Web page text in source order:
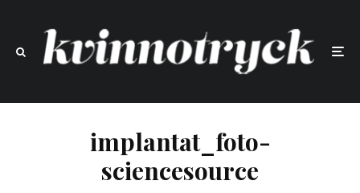
implantat_foto-
sciencesource